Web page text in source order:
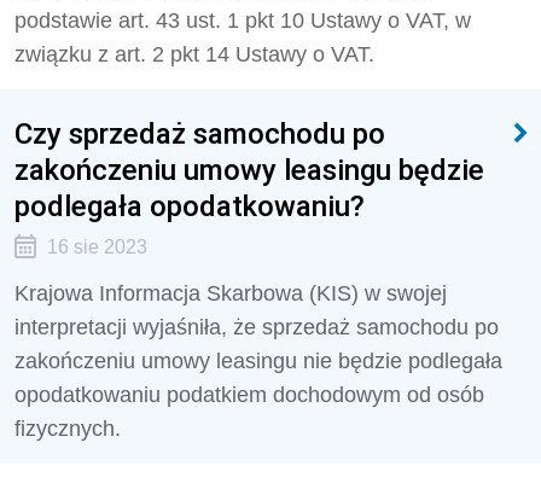
podstawie art. 43 ust. 1 pkt 10 Ustawy o VAT, w
związku z art. 2 pkt 14 Ustawy o VAT.
Czy sprzedaż samochodu po
zakończeniu umowy leasingu będzie
podlegała opodatkowaniu?
16 sie 2023
Krajowa Informacja Skarbowa (KIS) w swojej
interpretacji wyjaśniła, że sprzedaż samochodu po
zakończeniu umowy leasingu nie będzie podlegała
opodatkowaniu podatkiem dochodowym od osób
fizycznych.